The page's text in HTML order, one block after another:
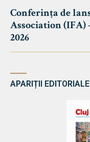
Conferința de
Association (IFA)
2026
APARIȚII